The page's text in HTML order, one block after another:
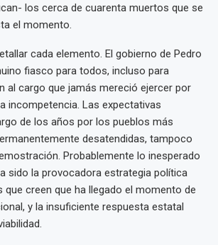
los cerca de cuarenta muertos que se
el momento.
cada elemento. El gobierno de Pedro
fiasco para todos, incluso para
al cargo que jamás mereció ejercer por
incompetencia. Las expectativas
de los años por los pueblos más
desatendidas, tampoco
Probablemente lo inesperado
sido la provocadora estrategia política
que creen que ha llegado el momento de
y la insuficiente respuesta estatal